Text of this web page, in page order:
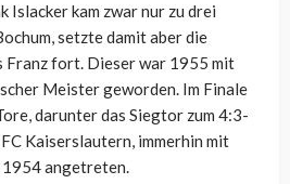
Islacker kam zwar nur zu drei
setzte damit aber die
Franz fort. Dieser war 1955 mit
Meister geworden. Im Finale
darunter das Siegtor zum 4:3-
Kaiserslautern, immerhin mit
angetreten.